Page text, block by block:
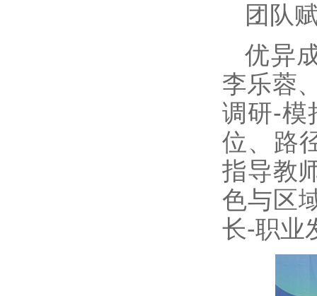
团队
优异
李乐蓉
调研-模
位、路
指导教
色与区
长-职业